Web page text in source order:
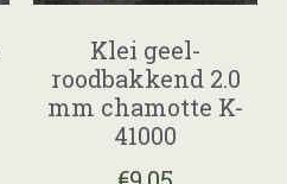
Klei geel-
roodbakkend 2.0
mm chamotte K-
41000